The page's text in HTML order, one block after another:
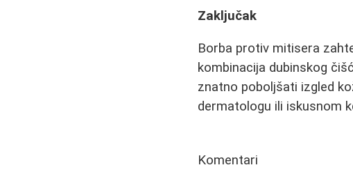
Zaključak
Borba protiv mitisera
kombinacija dubinskog
znatno poboljšati izgled
dermatologu ili iskusnom
Komentari